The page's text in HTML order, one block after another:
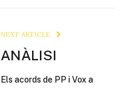
NEXT ARTICLE
ANÀLISI
Els acords de PP i Vox a